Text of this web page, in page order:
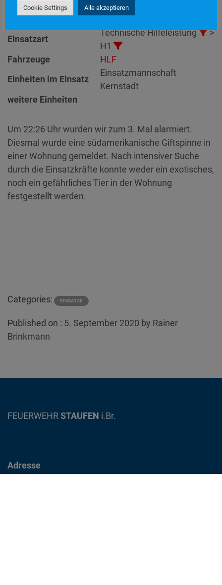
Alarmierungszeitpunkt5. September 2020 22:26
Einsatzart
Technische Hilfeleistung
>
H1
Fahrzeuge
HLF
Einheiten im Einsatz
Einsatzmannschaft
Kernstadt
weitere Einheiten
Um 22:26 Uhr wurden wir zum 3. Mal alarmiert.
Diesmal wurde eine südamerikanische Giftspinne in
einer Wohnung gemeldet. Nach intensiver Suche
durch die Einsatzkräfte konnte weder ein exotisches,
noch ein gefährliches Tier in der Wohnung
festgestellt werden.
Categories: EINSÄTZE
Published on : Posted
5. September 2020 by Rainer
Brinkmann
FEUERWEHR STAUFEN i.Br.
Adresse
Cookie Settings Alle akzeptieren